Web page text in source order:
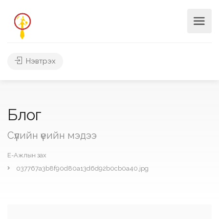
Нэвтрэх
Блог
Сүүлийн үеийн мэдээ
Е-Ажлын зах
037767a3b8f90d80a13d6d92b0cb0a40.jpg